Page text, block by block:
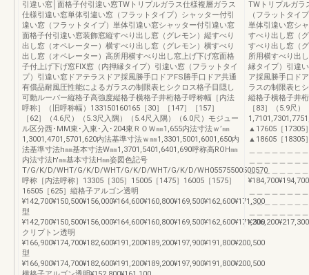
引違い窓│面格子付引違い窓TWトリプルガラス仕様複層ガラス
仕様引違い窓単体引違い窓（フラットタイプ）シャッター付引
違い窓（フラットタイプ）単体引違い窓シャッター付引違い窓
面格子付引違い窓装飾窓縦すべり出し窓（グレモン）縦すべり
出し窓（オペレーター）横すべり出し窓（グレモン）横すべり
出し窓（オペレーター）高所用横すべり出し窓上げ下げ窓面格
子付上げ下げ窓FIX窓（内押縁タイプ）引違い窓（フラットタイ
プ）引違い窓ドアテラスドア採風勝手口ドアFS勝手口ドア共通
有償品耐風圧性能によるガラスの制限表ヒシクロス格子目隠し
可動ルーバー縦格子高強度縦格子横格子井桁格子呼称幅［内法
呼称］（旧呼称幅）133150160165［30］［147］［157］
［62］（4.6尺）（5.3尺入隅）（5.4尺入隅）（6.0尺）モジュー
ル区分西･MM東･入東･入･204東ＲＯＷ㎜1,655内法寸法ｗ’㎜
1,3001,4701,5701,620内法基準寸法ｗ㎜1,3301,5001,6001,650内
法基準寸法h㎜基本寸法W㎜1,3701,5401,6401,690呼称高ROH㎜
内法寸法h'㎜基本寸法H㎜姿図色記号
T/G/K/D/WHT/G/K/D/WHT/G/K/D/WHT/G/K/D/WH05575500500570
呼称［内法呼称］13305［305］15005［1475］16005［1575］
16505［625］縦格子アルゴン透明
¥142,700¥150,500¥156,000¥164,600¥160,800¥169,500¥162,600¥171,300
型
¥142,700¥150,500¥156,000¥164,600¥160,800¥169,500¥162,600¥171,300
クリプトン透明
¥166,900¥174,700¥182,600¥191,200¥189,200¥197,900¥191,800¥200,500
型
¥166,900¥174,700¥182,600¥191,200¥189,200¥197,900¥191,800¥200,500
TWトリプルガラ
（フラットタイ
単体引違い窓シ
すべり出し窓（
すべり出し窓（
所用横すべり出
縁タイプ）引違
ア採風勝手口ド
ラスの制限表ヒ
縦格子横格子井
［83］（5.9尺
▲17605［17305
▲18605［18305
＿＿＿＿＿＿＿＿
＿＿＿＿＿＿＿